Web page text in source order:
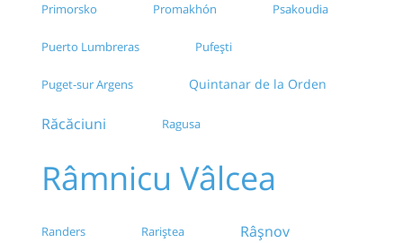
Primorsko Promakhón Psakoudia
Puerto Lumbreras Pufești
Puget-sur Argens Quintanar de la Orden
Răcăciuni Ragusa
Râmnicu Vâlcea
Randers Rariștea Râşnov